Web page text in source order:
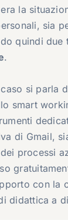
era la
sia
quindi due
.
si parla
smart
di Gmail,
processi
con la
didattica a